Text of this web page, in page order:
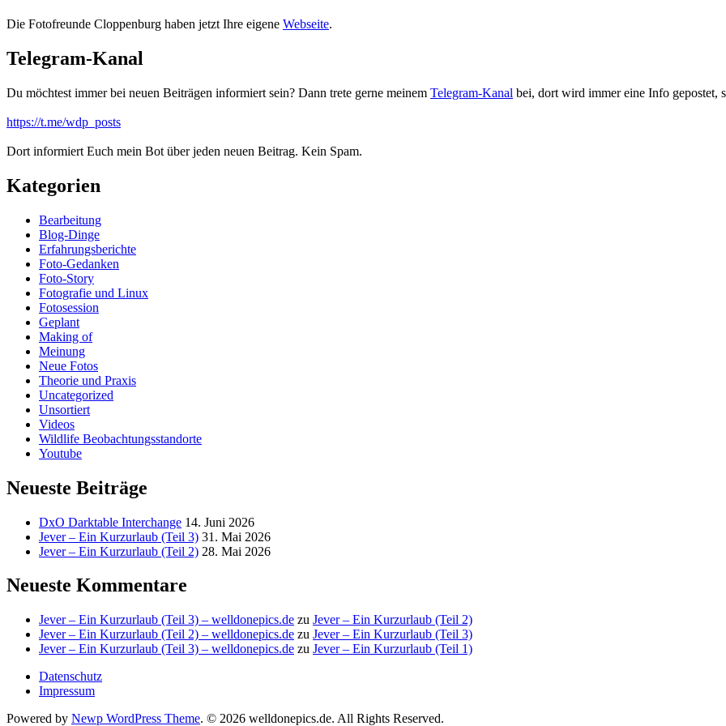
Die Fotofreunde Cloppenburg haben jetzt Ihre eigene Webseite.
Telegram-Kanal
Du möchtest immer bei neuen Beiträgen informiert sein? Dann trete gerne meinem Telegram-Kanal bei, dort wird immer eine Info gepostet,
https://t.me/wdp_posts
Dort informiert Euch mein Bot über jeden neuen Beitrag. Kein Spam.
Kategorien
Bearbeitung
Blog-Dinge
Erfahrungsberichte
Foto-Gedanken
Foto-Story
Fotografie und Linux
Fotosession
Geplant
Making of
Meinung
Neue Fotos
Theorie und Praxis
Uncategorized
Unsortiert
Videos
Wildlife Beobachtungsstandorte
Youtube
Neueste Beiträge
DxO Darktable Interchange 14. Juni 2026
Jever – Ein Kurzurlaub (Teil 3) 31. Mai 2026
Jever – Ein Kurzurlaub (Teil 2) 28. Mai 2026
Neueste Kommentare
Jever – Ein Kurzurlaub (Teil 3) – welldonepics.de zu Jever – Ein Kurzurlaub (Teil 2)
Jever – Ein Kurzurlaub (Teil 2) – welldonepics.de zu Jever – Ein Kurzurlaub (Teil 3)
Jever – Ein Kurzurlaub (Teil 3) – welldonepics.de zu Jever – Ein Kurzurlaub (Teil 1)
Datenschutz
Impressum
Powered by Newp WordPress Theme. © 2026 welldonepics.de. All Rights Reserved.